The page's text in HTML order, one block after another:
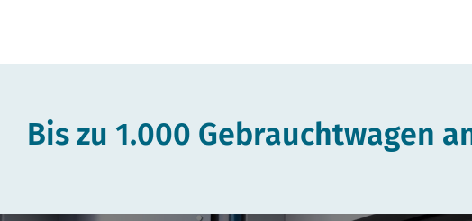
Bis zu 1.000 Gebrauchtwagen